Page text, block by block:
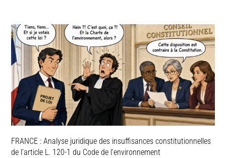
FRANCE : Analyse juridique des insuffisances constitutionnelles
de l’article L. 120-1 du Code de l’environnement